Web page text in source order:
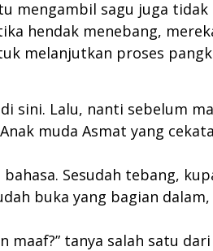
mengambil sagu juga
hendak menebang,
melanjutkan proses
sini. Lalu, nanti sebelum
muda Asmat yang
Sesudah tebang,
buka yang bagian
tanya salah satu